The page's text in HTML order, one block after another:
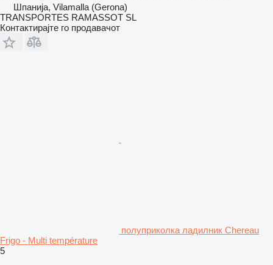
Шпанија, Vilamalla (Gerona)
TRANSPORTES RAMASSOT SL
Контактирајте го продавачот
полуприколка ладилник Chereau
Frigo - Multi température
5